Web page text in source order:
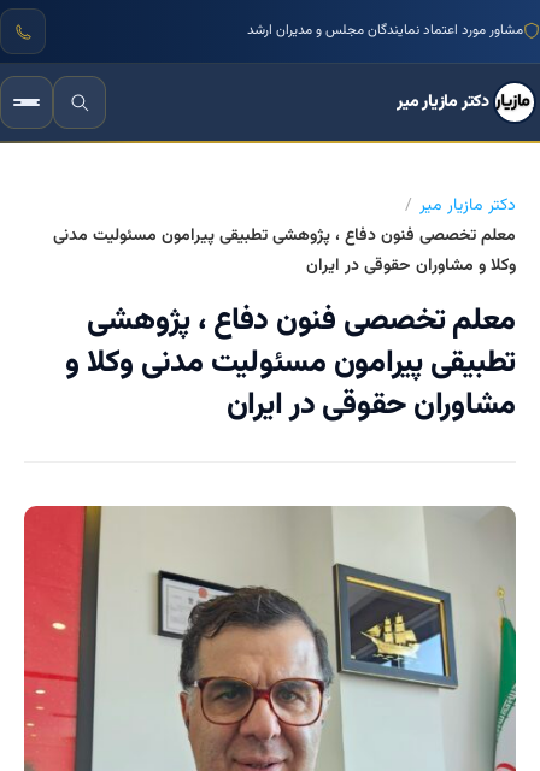
مشاور مورد اعتماد نمایندگان مجلس و مدیران ارشد
دکتر مازیار میر
دکتر مازیار میر
معلم تخصصی فنون دفاع ، پژوهشی تطبیقی پیرامون مسئولیت مدنی
وکلا و مشاوران حقوقی در ایران
معلم تخصصی فنون دفاع ، پژوهشی
تطبیقی پیرامون مسئولیت مدنی وکلا و
مشاوران حقوقی در ایران